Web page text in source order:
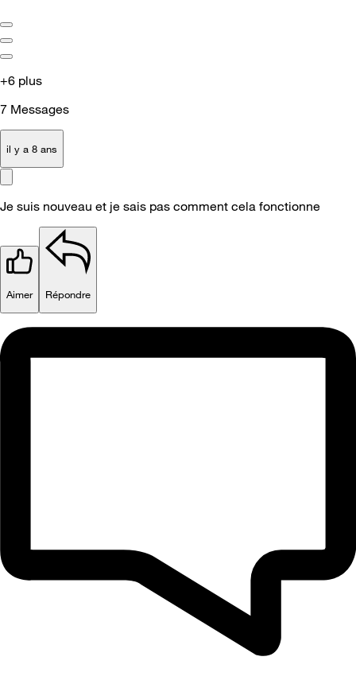
+6 plus
7 Messages
il y a 8 ans
Je suis nouveau et je sais pas comment cela fonctionne
Aimer Répondre